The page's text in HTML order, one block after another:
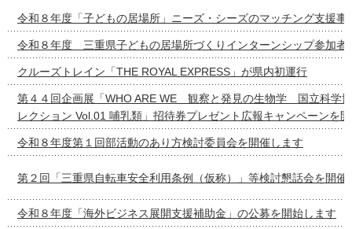
令和８年度「子どもの居場所」ニーズ・シーズのマッチング支援事
令和８年度 三重県子どもの居場所づくりインターンシップ参加者
クルーズトレイン「THE ROYAL EXPRESS」が県内初運行
第４４回企画展「WHO ARE WE 観察と発見の生物学 国立科学
レクション Vol.01 哺乳類」招待券プレゼント広報キャンペーンを
令和８年度第１回部活動のあり方検討委員会を開催します
第２回「三重県自転車安全利用条例（仮称）」等検討懇話会を開催
令和８年度「海外ビジネス展開支援補助金」の公募を開始します